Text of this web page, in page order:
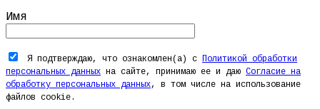
Имя
Я подтверждаю, что ознакомлен(а) с
Политикой обработки
персональных данных на сайте, принимаю ее и даю Согласие на
обработку персональных данных, в том числе на использование
файлов cookie.